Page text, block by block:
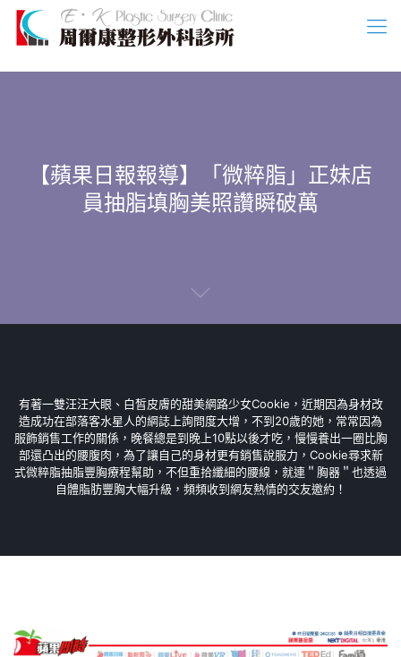
【蘋果日報報導】「微粹脂」正妹店
員抽脂填胸美照讚瞬破萬
有著一雙汪汪大眼、白皙皮膚的甜美網路少女Cookie，近期因為身材改
造成功在部落客水星人的網誌上詢問度大增，不到20歲的她，常常因為
服飾銷售工作的關係，晚餐總是到晚上10點以後才吃，慢慢養出一圈比胸
部還凸出的腰腹肉，為了讓自己的身材更有銷售說服力，Cookie尋求新
式微粹脂抽脂豐胸療程幫助，不但重拾纖細的腰線，就連＂胸器＂也透過
自體脂肪豐胸大幅升級，頻頻收到網友熱情的交友邀約！